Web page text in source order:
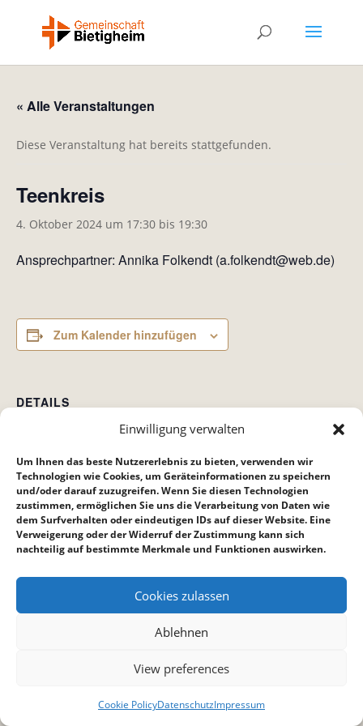
Einwilligung verwalten
Um Ihnen das beste Nutzererlebnis zu bieten, verwenden wir
Technologien wie Cookies, um Geräteinformationen zu speichern
und/oder darauf zuzugreifen. Wenn Sie diesen Technologien
zustimmen, ermöglichen Sie uns die Verarbeitung von Daten wie
dem Surfverhalten oder eindeutigen IDs auf dieser Website. Eine
Verweigerung oder der Widerruf der Zustimmung kann sich
nachteilig auf bestimmte Merkmale und Funktionen auswirken.
Cookies zulassen
Ablehnen
View preferences
Cookie PolicyDatenschutzImpressum
« Alle Veranstaltungen
Diese Veranstaltung hat bereits stattgefunden.
Teenkreis
4. Oktober 2024 um 17:30 bis 19:30
Ansprechpartner: Annika Folkendt (a.folkendt@web.de)
Zum Kalender hinzufügen
DETAILS
Zeit:
17:30 bis 19:30
Hauskreis KreaTiefGang Jugendkreis